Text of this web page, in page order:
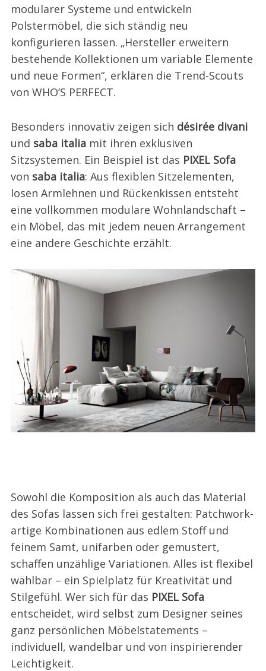
modularer Systeme und entwickeln
Polstermöbel, die sich ständig neu
konfigurieren lassen. „Hersteller erweitern
bestehende Kollektionen um variable Elemente
und neue Formen“, erklären die Trend-Scouts
von WHO’S PERFECT.
Besonders innovativ zeigen sich désirée divani
und saba italiamit ihren exklusiven
Sitzsystemen. Ein Beispiel ist das PIXEL Sofa
von saba italia: Aus flexiblen Sitzelementen,
losen Armlehnen und Rückenkissen entsteht
eine vollkommen modulare Wohnlandschaft –
ein Möbel, das mit jedem neuen Arrangement
eine andere Geschichte erzählt.
Sowohl die Komposition als auch das Material
des Sofas lassen sich frei gestalten: Patchwork-
artige Kombinationen aus edlem Stoff und
feinem Samt, unifarben oder gemustert,
schaffen unzählige Variationen. Alles ist flexibel
wählbar – ein Spielplatz für Kreativität und
Stilgefühl. Wer sich für das PIXEL Sofa
entscheidet, wird selbst zum Designer seines
ganz persönlichen Möbelstatements –
individuell, wandelbar und von inspirierender
Leichtigkeit.